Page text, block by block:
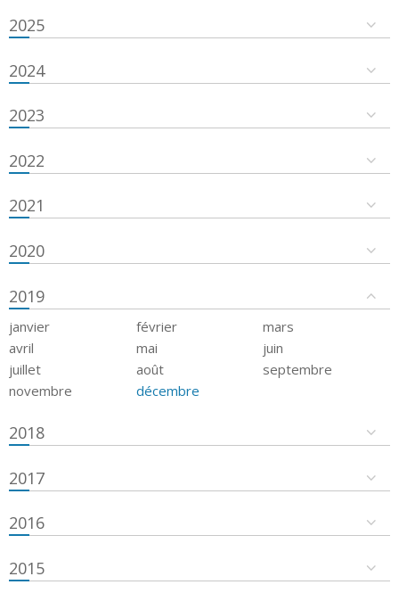
2025
2024
2023
2022
2021
2020
2019
janvier février
mars
avril
mai
juin
juillet
août
septembre
novembre
décembre
2018
2017
2016
2015